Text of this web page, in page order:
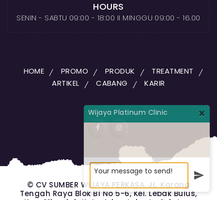
HOURS
SENIN - SABTU 09:00 - 18:00 II MINGGU 09:00 - 16.00
HOME PROMO PRODUK
TREATMENT
ARTIKEL
CABANG KARIR
© CV SUMBER WIJAYA PERKASA. JL. Karang
Tengah Raya Blok B1 No 5-6, Kel. Lebak Bulus,
Wijaya Platinum Clinic ×
Platinum!